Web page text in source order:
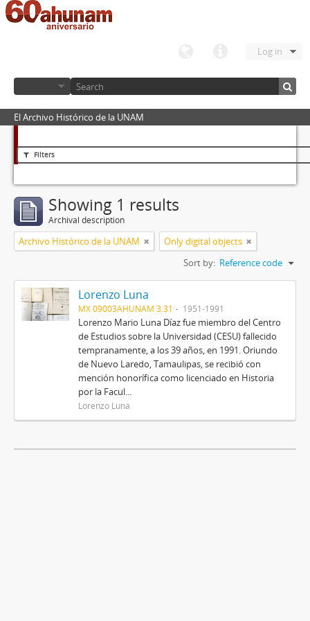
Log in
El Archivo Histórico de la UNAM
Filters
Showing 1 results
Archival description
Archivo Histórico de la UNAM
Only digital objects
Sort by: Reference code
Lorenzo Luna
MX 09003AHUNAM 3.31 1951-1991
Lorenzo Mario Luna Díaz fue miembro del Centro
de Estudios sobre la Universidad (CESU) fallecido
tempranamente, a los 39 años, en 1991. Oriundo
de Nuevo Laredo, Tamaulipas, se recibió con
mención honorífica como licenciado en Historia
por la Facul...
Lorenzo Luna